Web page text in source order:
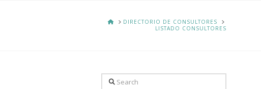
HOMEDIRECTORIO DE CONSULTORES
LISTADO CONSULTORES
Search